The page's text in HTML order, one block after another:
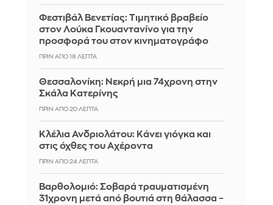
Φεστιβάλ Βενετίας: Τιμητικό βραβείο
στον Λούκα Γκουαντανίνο για την
προσφορά του στον κινηματογράφο
ΠΡΙΝ ΑΠΌ 18 ΛΕΠΤΆ
Θεσσαλονίκη: Νεκρή μια 74χρονη στην
Σκάλα Κατερίνης
ΠΡΙΝ ΑΠΌ 20 ΛΕΠΤΆ
Κλέλια Ανδριολάτου: Κάνει γιόγκα και
στις όχθες του Αχέροντα
ΠΡΙΝ ΑΠΌ 24 ΛΕΠΤΆ
Βαρθολομιό: Σοβαρά τραυματισμένη
31χρονη μετά από βουτιά στη θάλασσα –